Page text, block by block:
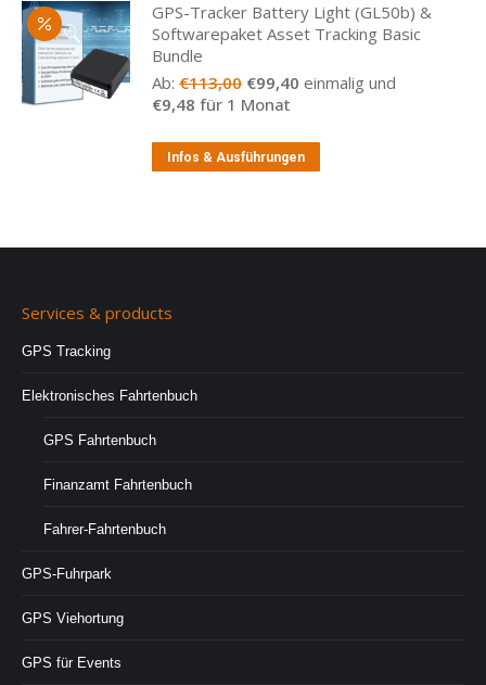
GPS-Tracker Battery Light (GL50b) &
Softwarepaket Asset Tracking Basic
Bundle
Ab: €113,00 Ursprünglicher
Preis
€113,00
€99,40 Aktueller
€99,40.
einmalig und
€9,48 für 1 Monat
Infos & Ausführungen
Services & products
GPS Tracking
Elektronisches Fahrtenbuch
GPS Fahrtenbuch
Finanzamt Fahrtenbuch
Fahrer-Fahrtenbuch
GPS-Fuhrpark
GPS Viehortung
GPS für Events